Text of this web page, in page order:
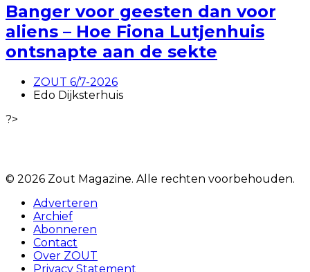
Banger voor geesten dan voor
aliens – Hoe Fiona Lutjenhuis
ontsnapte aan de sekte
ZOUT 6/7-2026
Edo Dijksterhuis
?>
© 2026 Zout Magazine. Alle rechten voorbehouden.
Adverteren
Archief
Abonneren
Contact
Over ZOUT
Privacy Statement